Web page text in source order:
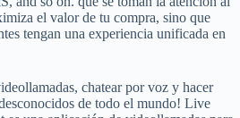
el valor de tu compra, sino que
tengan una experiencia unificada en
chatear por voz y hacer
de todo el mundo! Live